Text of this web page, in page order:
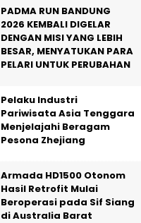
PADMA RUN BANDUNG
2026 KEMBALI DIGELAR
DENGAN MISI YANG LEBIH
BESAR, MENYATUKAN PARA
PELARI UNTUK PERUBAHAN
Pelaku Industri
Pariwisata Asia Tenggara
Menjelajahi Beragam
Pesona Zhejiang
Armada HD1500 Otonom
Hasil Retrofit Mulai
Beroperasi pada Sif Siang
di Australia Barat